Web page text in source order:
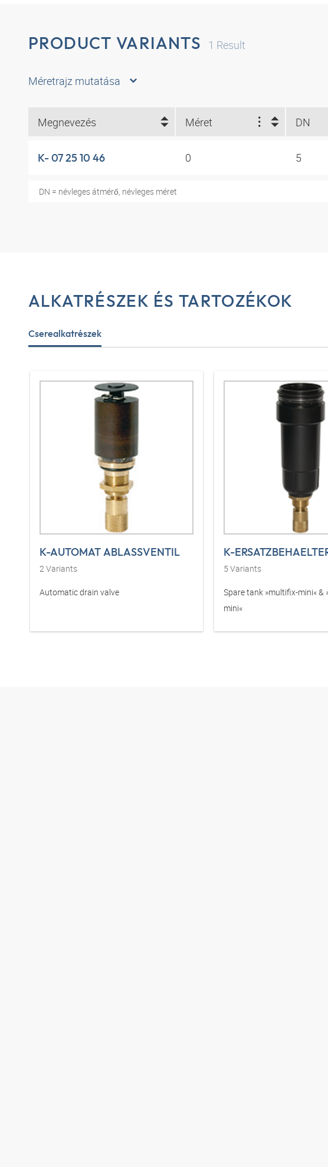
PRODUCT VARIANTS 1 Result
Méretrajz mutatása
Megnevezés Méret DN
K- 07 25 10 46 0 5
DN = névleges átmérő, névleges méret
ALKATRÉSZEK ÉS TARTOZÉKOK
Cserealkatrészek
K-AUTOMAT ABLASSVENTIL
2Variants
Automatic drain valve
5 Variants
Spare tank »multifix-mini« & »standard-
mini«